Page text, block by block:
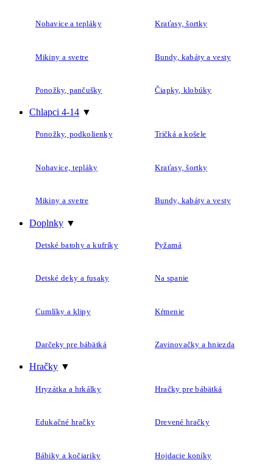
Nohavice a tepláky Kraťasy, šortky
Mikiny a svetre Bundy, kabáty a vesty
Ponožky, pančušky Čiapky, klobúky
Chlapci 4-14 ▼
Ponožky, podkolienky Tričká a košele
Nohavice, tepláky Kraťasy, šortky
Mikiny a svetre Bundy, kabáty a vesty
Doplnky ▼
Detské batohy a kufríky Pyžamá
Detské deky a fusaky Na spanie
Cumlíky a klipy Kŕmenie
Darčeky pre bábätká Zavinovačky a hniezda
Hračky ▼
Hryzátka a hrkálky Hračky pre bábätká
Edukačné hračky Drevené hračky
Bábiky a kočiariky Hojdacie koníky